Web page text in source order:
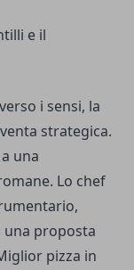
e il
i sensi, la
strategica.
una
Lo chef
una proposta
pizza in